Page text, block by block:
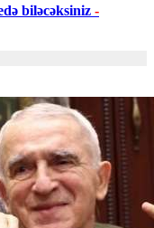
biləcəksiniz -